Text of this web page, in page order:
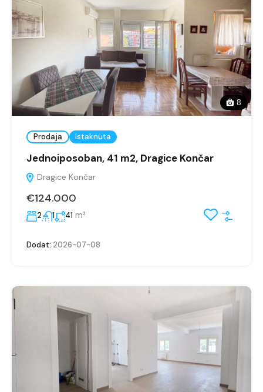
8
Prodaja Istaknuta
Jednoiposoban, 41 m2, Dragice Končar
Dragice Končar
€124.000
2 1 41 m²
Dodat: 2026-07-08